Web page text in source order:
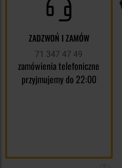
ZADZWOŃ I ZAMÓW
71 347 47 49
zamówienia telefoniczne
przyjmujemy do 22:00